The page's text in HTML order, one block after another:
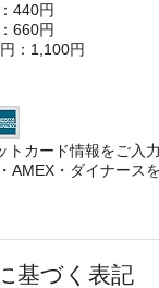
440円
660円
：1,100円
トカード情報をご入力
AMEX・ダイナース
基づく表記